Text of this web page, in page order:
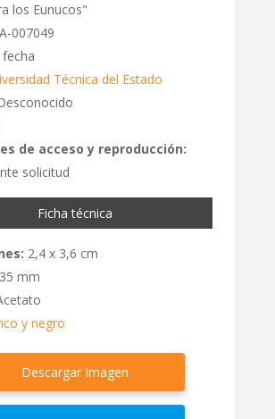
los Eunucos"
007049
fecha
Técnica del Estado
de acceso y reproducción:
solicitud
Ficha técnica
2,4 x 3,6 cm
35 mm
y negro
Descargar Imagen